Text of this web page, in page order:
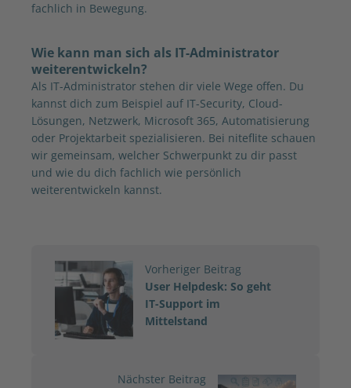
fachlich in Bewegung.
Wie kann man sich als IT-Administrator
weiterentwickeln?
Als IT-Administrator stehen dir viele Wege offen. Du
kannst dich zum Beispiel auf IT-Security, Cloud-
Lösungen, Netzwerk, Microsoft 365, Automatisierung
oder Projektarbeit spezialisieren. Bei niteflite schauen
wir gemeinsam, welcher Schwerpunkt zu dir passt
und wie du dich fachlich wie persönlich
weiterentwickeln kannst.
Vorheriger Beitrag
User Helpdesk: So geht
IT-Support im
Mittelstand
Nächster Beitrag